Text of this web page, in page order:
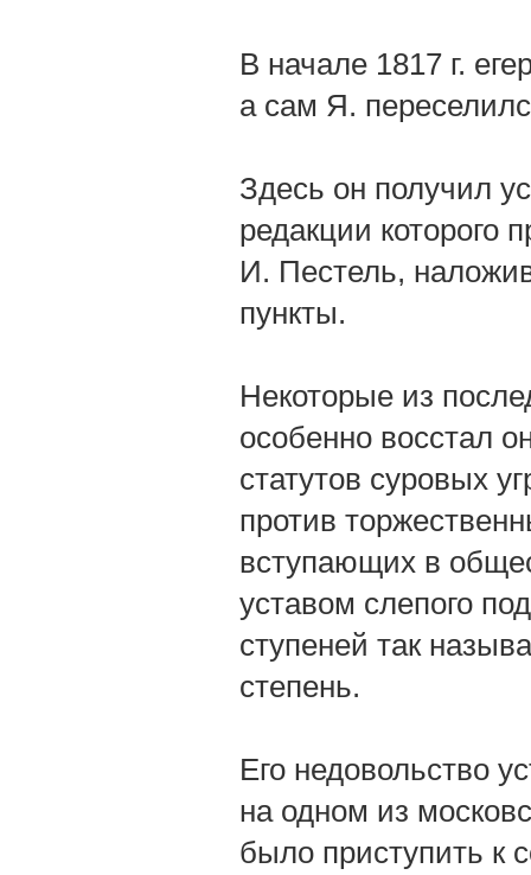
В начале 1817 г.
а сам Я.
Здесь он получил
редакции которого
И. Пестель,
пункты.
Некоторые из
особенно восстал
статутов суровых
против
вступающих в
уставом слепого
ступеней так
степень.
Его недовольство
на одном из
было приступить к